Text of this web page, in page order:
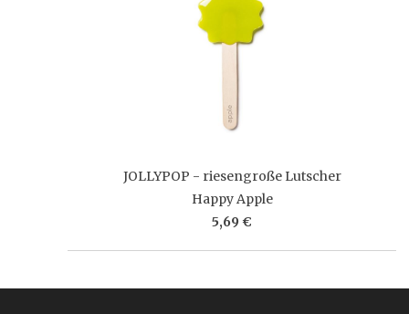
JOLLYPOP - riesengroße Lutscher
Happy Apple
5,69 €